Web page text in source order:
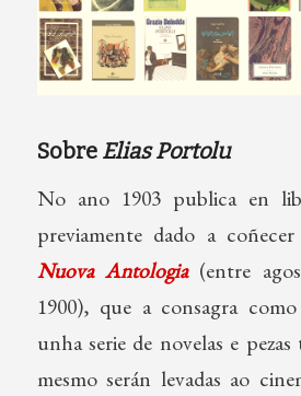
Sobre Elias Portolu
No ano 1903 publica en
previamente dado a coñecer
Nuova Antologia(entre
1900), que a consagra
unha serie de novelas e
mesmo serán levadas ao